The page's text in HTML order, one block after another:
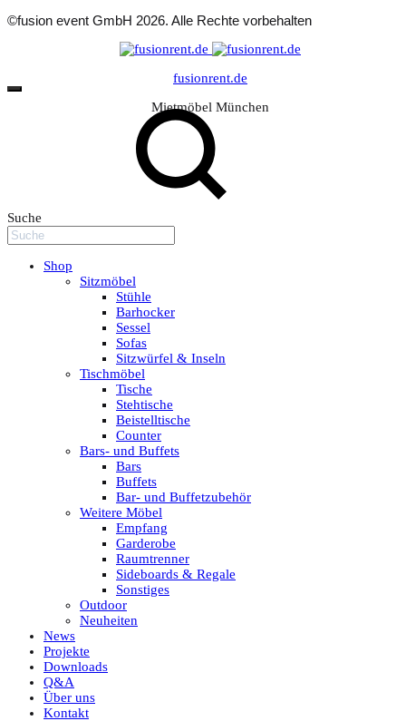
©fusion event GmbH 2026. Alle Rechte vorbehalten
fusionrent.de
Mietmöbel München
Suche
Shop
Sitzmöbel
Stühle
Barhocker
Sessel
Sofas
Sitzwürfel & Inseln
Tischmöbel
Tische
Stehtische
Beistelltische
Counter
Bars- und Buffets
Bars
Buffets
Bar- und Buffetzubehör
Weitere Möbel
Empfang
Garderobe
Raumtrenner
Sideboards & Regale
Sonstiges
Outdoor
Neuheiten
News
Projekte
Downloads
Q&A
Über uns
Kontakt